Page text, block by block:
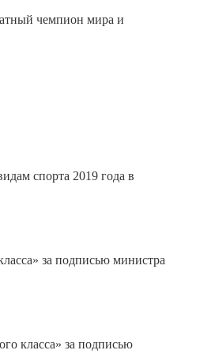
чемпион мира и
спорта 2019 года в
за подписью министра
класса» за подписью